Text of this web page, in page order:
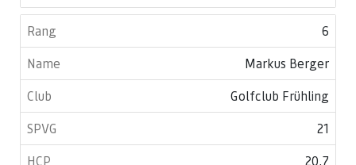
6
Markus Berger
Golfclub Frühling
21
20,7